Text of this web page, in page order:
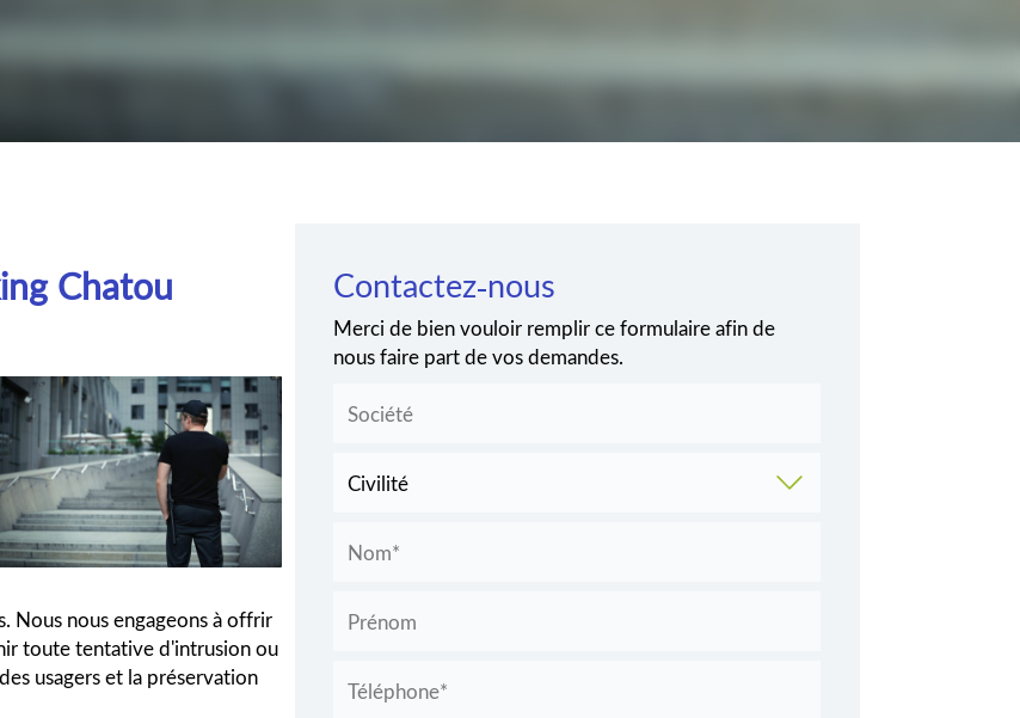
Chatou
Nous nous engageons à offrir
toute tentative d'intrusion ou
usagers et la préservation
Contactez-nous
Merci de bien vouloir remplir ce formulaire afin de
nous faire part de vos demandes.